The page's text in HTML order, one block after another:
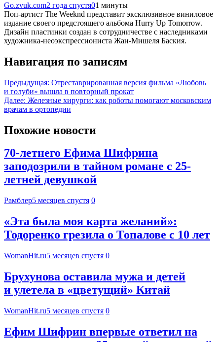
Go.zvuk.com2 года спустя01 минуты
Поп-артист The Weeknd представит эксклюзивное виниловое
издание своего предстоящего альбома Hurry Up Tomorrow.
Дизайн пластинки создан в сотрудничестве с наследниками
художника-неоэкспрессиониста Жан-Мишеля Баския.
Навигация по записям
Предыдущая: Отреставрированная версия фильма «Любовь
и голуби» вышла в повторный прокат
Далее: Железные хирурги: как роботы помогают московским
врачам в ортопедии
Похожие новости
70-летнего Ефима Шифрина
заподозрили в тайном романе с 25-
летней девушкой
Рамблер5 месяцев спустя 0
«Эта была моя карта желаний»:
Тодоренко грезила о Топалове с 10 лет
WomanHit.ru5 месяцев спустя 0
Брухунова оставила мужа и детей
и улетела в «цветущий» Китай
WomanHit.ru5 месяцев спустя 0
Ефим Шифрин впервые ответил на